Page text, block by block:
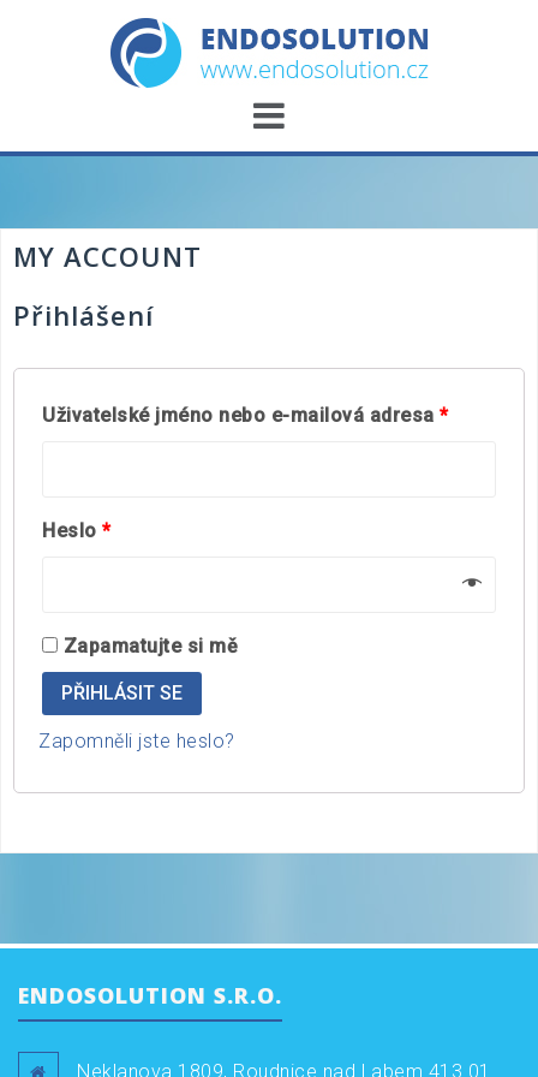
MY ACCOUNT
Přihlášení
Uživatelské jméno nebo e-mailová adresa *
Heslo *
Zapamatujte si mě
PŘIHLÁSIT SE
Zapomněli jste heslo?
ENDOSOLUTION S.R.O.
Neklanova 1809, Roudnice nad Labem 413 01